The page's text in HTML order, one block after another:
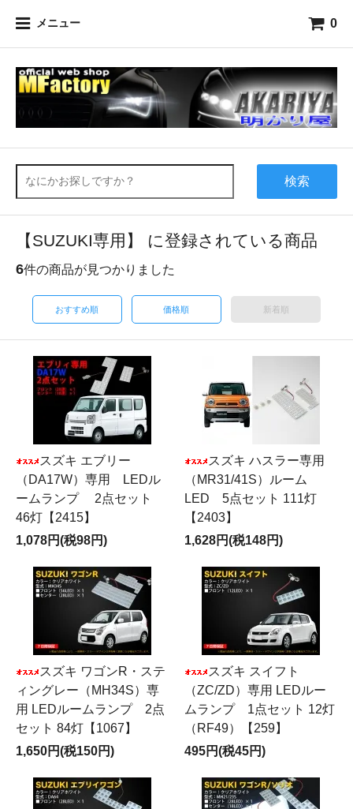
メニュー 0
検索
【SUZUKI専用】 に登録されている商品
6件の商品が見つかりました
おすすめ順 価格順 新着順
スズキ エブリー
（DA17W）専用 LEDル
ームランプ 2点セット
46灯【2415】
1,078円(税98円)
スズキ ハスラー専用
（MR31/41S）ルーム
LED 5点セット 111灯
【2403】
1,628円(税148円)
スズキ ワゴンR・ステ
ィングレー（MH34S）専
用 LEDルームランプ 2点
セット 84灯【1067】
1,650円(税150円)
スズキ スイフト
（ZC/ZD）専用 LEDルー
ムランプ 1点セット 12灯
（RF49）【259】
495円(税45円)